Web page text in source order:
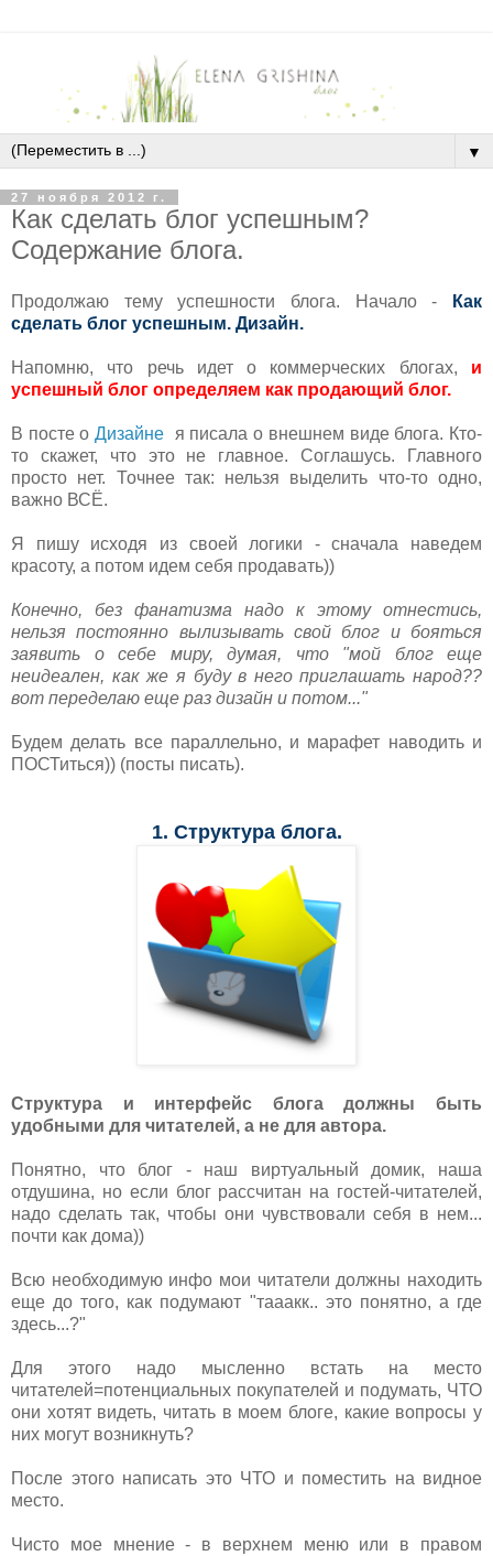
▼
27 ноября 2012 г.
Как сделать блог успешным?
Содержание блога.
Продолжаю тему успешности блога. Начало -
Как
сделать блог успешным. Дизайн.
Напомню, что речь идет о коммерческих блогах, и
успешный блог определяем как продающий блог.
В посте оДизайне я писала о внешнем виде блога. Кто-
то скажет, что это не главное. Соглашусь. Главного
просто нет. Точнее так: нельзя выделить что-то одно,
важно ВСЁ.
Я пишу исходя из своей логики - сначала наведем
красоту, а потом идем себя продавать))
Конечно, без фанатизма надо к этому отнестись,
нельзя постоянно вылизывать свой блог и бояться
заявить о себе миру, думая, что "мой блог еще
неидеален, как же я буду в него приглашать народ??
вот переделаю еще раз дизайн и потом..."
Будем делать все параллельно, и марафет наводить и
ПОСТиться)) (посты писать).
1. Структура блога.
Структура и интерфейс блога должны быть
удобными для читателей, а не для автора.
Понятно, что блог - наш виртуальный домик, наша
отдушина, но если блог рассчитан на гостей-читателей,
надо сделать так, чтобы они чувствовали себя в нем...
почти как дома))
Всю необходимую инфо мои читатели должны находить
еще до того, как подумают "тааакк.. это понятно, а где
здесь...?"
Для этого надо мысленно встать на место
читателей=потенциальных покупателей и подумать, ЧТО
они хотят видеть, читать в моем блоге, какие вопросы у
них могут возникнуть?
После этого написать это ЧТО и поместить на видное
место.
Чисто мое мнение - в верхнем меню или в правом